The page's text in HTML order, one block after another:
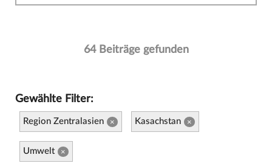
64 Beiträge gefunden
Gewählte Filter:
Region Zentralasien × Kasachstan ×
Umwelt ×